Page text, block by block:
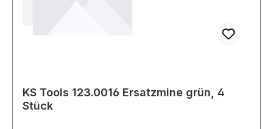
KS Tools 123.0016 Ersatzmine grün, 4
Stück